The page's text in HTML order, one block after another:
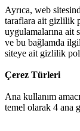
Ayrıca, web
taraflara ait gizlilik
uygulamalarına ait
ve bu bağlamda
siteye ait gizlilik
Çerez Türleri
Ana kullanım
temel olarak 4 ana